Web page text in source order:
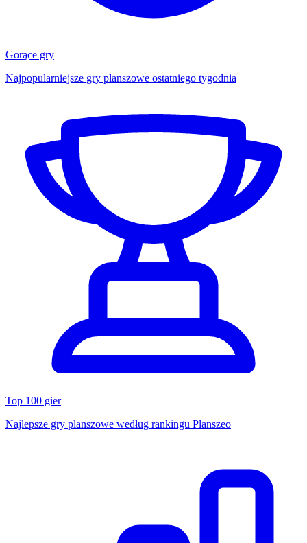
Gorące gry
Najpopularniejsze gry planszowe ostatniego tygodnia
Top 100 gier
Najlepsze gry planszowe według rankingu Planszeo